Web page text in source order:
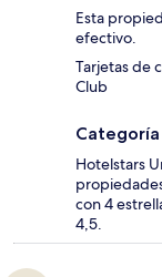
Esta
efectivo.
Tarjetas de
Club
Hotelstars
con 4
4,5.